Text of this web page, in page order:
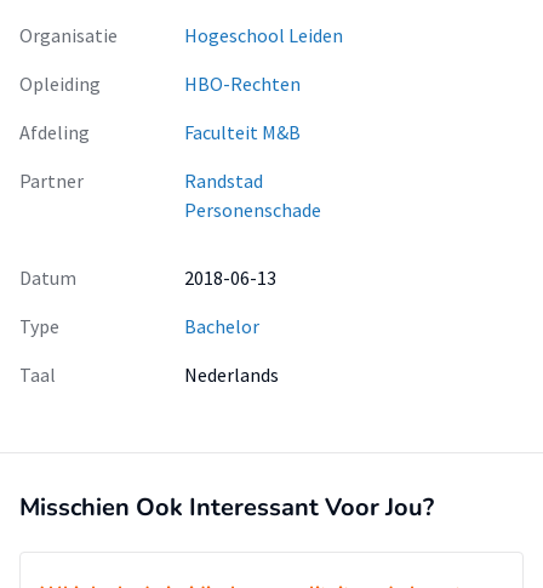
Organisatie
Hogeschool Leiden
Opleiding
HBO-Rechten
Afdeling
Faculteit M&B
Partner
Randstad
Personenschade
Datum
2018-06-13
Type
Bachelor
Taal
Nederlands
Misschien Ook Interessant Voor Jou?